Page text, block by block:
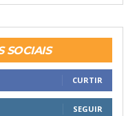
SOCIAIS
CURTIR
SEGUIR